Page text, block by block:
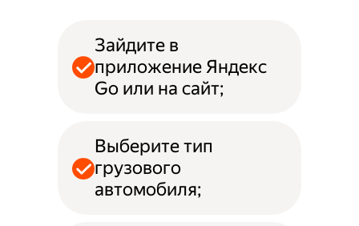
Зайдите в
приложение Яндекс
Go или на сайт;
Выберите тип
грузового
автомобиля;